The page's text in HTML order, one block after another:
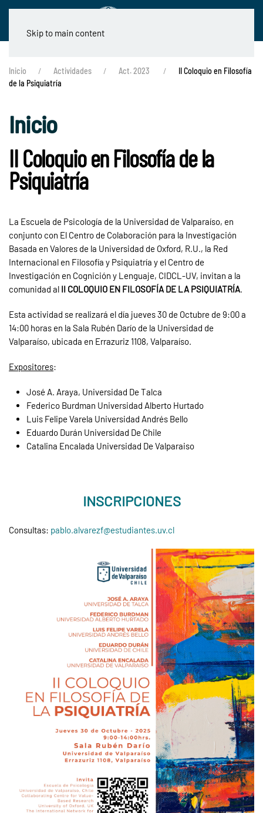
Skip to main content
Inicio Actividades Act. 2023
II Coloquio en Filosofía
de la Psiquiatría
Inicio
II Coloquio en Filosofía de la
Psiquiatría
La Escuela de Psicología de la Universidad de Valparaíso, en
conjunto con El Centro de Colaboración para la Investigación
Basada en Valores de la Universidad de Oxford, R.U., la Red
Internacional en Filosofía y Psiquiatría y el Centro de
Investigación en Cognición y Lenguaje, CIDCL-UV, invitan a la
comunidad al II COLOQUIO EN FILOSOFÍA DE LA PSIQUIATRÍA.
Esta actividad se realizará el día jueves 30 de Octubre de 9:00 a
14:00 horas en la Sala Rubén Darío de la Universidad de
Valparaíso, ubicada en Errazuriz 1108, Valparaíso.
Expositores:
José A. Araya, Universidad De Talca
Federico Burdman Universidad Alberto Hurtado
Luis Felipe Varela Universidad Andrés Bello
Eduardo Durán Universidad De Chile
Catalina Encalada Universidad De Valparaiso
INSCRIPCIONES
Consultas: pablo.alvarezf@estudiantes.uv.cl